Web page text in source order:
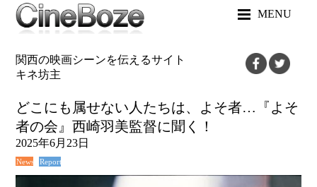
MENU
関西の映画シーンを伝えるサイト
キネ坊主
どこにも属せない人たちは、よそ者…『よそ
者の会』西崎羽美監督に聞く！
2025年6月23日
News Report